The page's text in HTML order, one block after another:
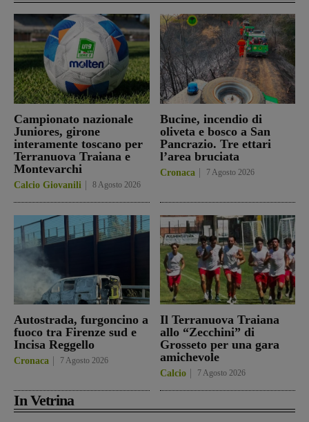
Campionato nazionale
Juniores, girone
interamente toscano per
Terranuova Traiana e
Montevarchi
Calcio Giovanili 8 Agosto 2026
Bucine, incendio di
oliveta e bosco a San
Pancrazio. Tre ettari
l’area bruciata
Cronaca 7 Agosto 2026
Autostrada, furgoncino a
fuoco tra Firenze sud e
Incisa Reggello
Cronaca 7 Agosto 2026
Il Terranuova Traiana
allo “Zecchini” di
Grosseto per una gara
amichevole
Calcio 7 Agosto 2026
In Vetrina